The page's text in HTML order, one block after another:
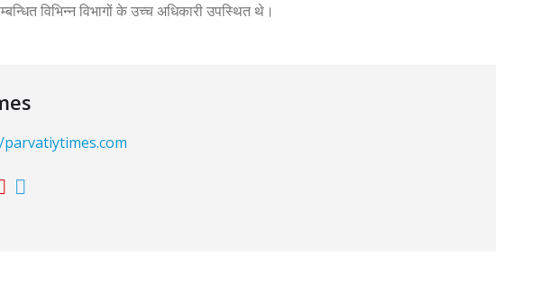
विभिन्न विभागों के उच्च अधिकारी उपस्थित थे।